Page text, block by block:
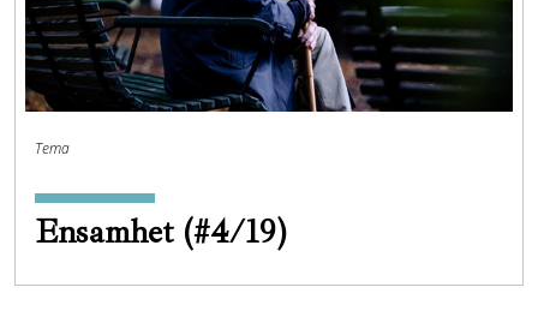
Tema
Ensamhet (#4/19)